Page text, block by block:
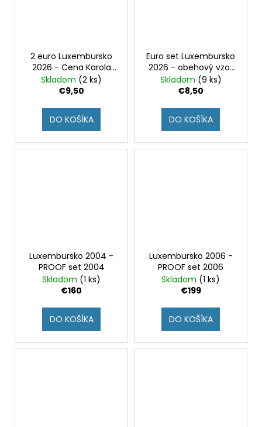
2 euro Luxembursko
2026 - Cena Karola
Veľkého (UNC)
Skladom (2 ks)
€9,50
DO KOŠÍKA
Euro set Luxembursko
2026 - obehový vzor
2026 UNC
Skladom (9 ks)
€8,50
DO KOŠÍKA
Luxembursko 2004 -
PROOF set 2004
Skladom (1 ks)
€160
DO KOŠÍKA
Luxembursko 2006 -
PROOF set 2006
Skladom (1 ks)
€199
DO KOŠÍKA